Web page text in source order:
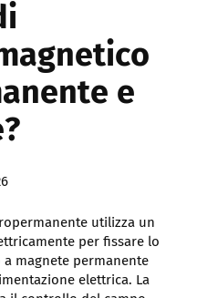
e
utilizza un
per fissare lo
magnete permanente
elettrica. La